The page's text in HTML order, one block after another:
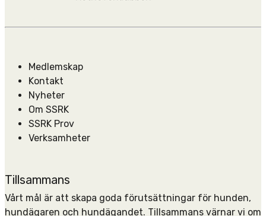
Medlemskap
Kontakt
Nyheter
Om SSRK
SSRK Prov
Verksamheter
Tillsammans
Vårt mål är att skapa goda förutsättningar för hunden,
hundägaren och hundägandet. Tillsammans värnar vi om